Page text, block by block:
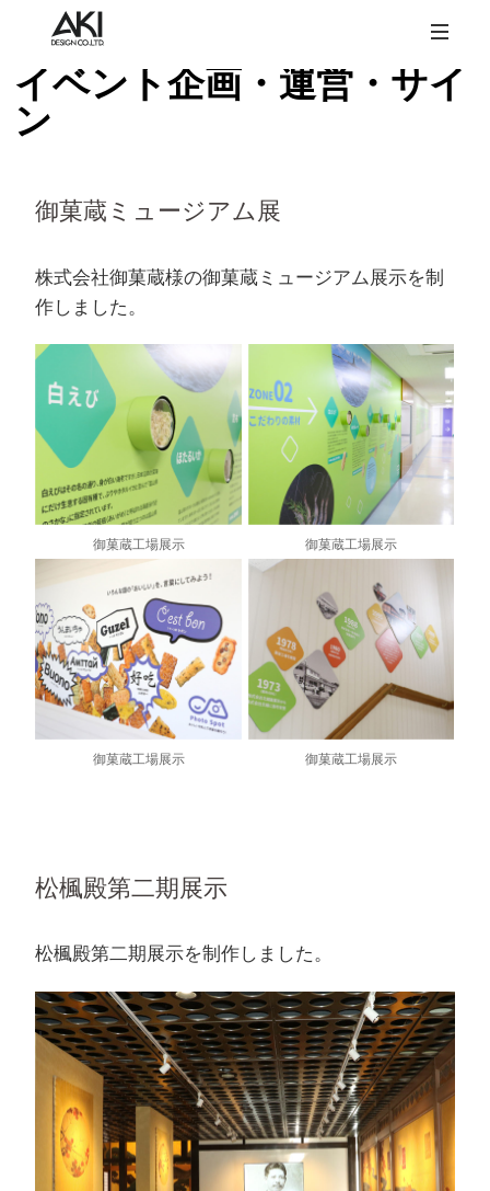
イベント企画・運営・サイ
ン
御菓蔵ミュージアム展
株式会社御菓蔵様の御菓蔵ミュージアム展示を制
作しました。
御菓蔵工場展示 御菓蔵工場展示
御菓蔵工場展示 御菓蔵工場展示
松楓殿第二期展示
松楓殿第二期展示を制作しました。